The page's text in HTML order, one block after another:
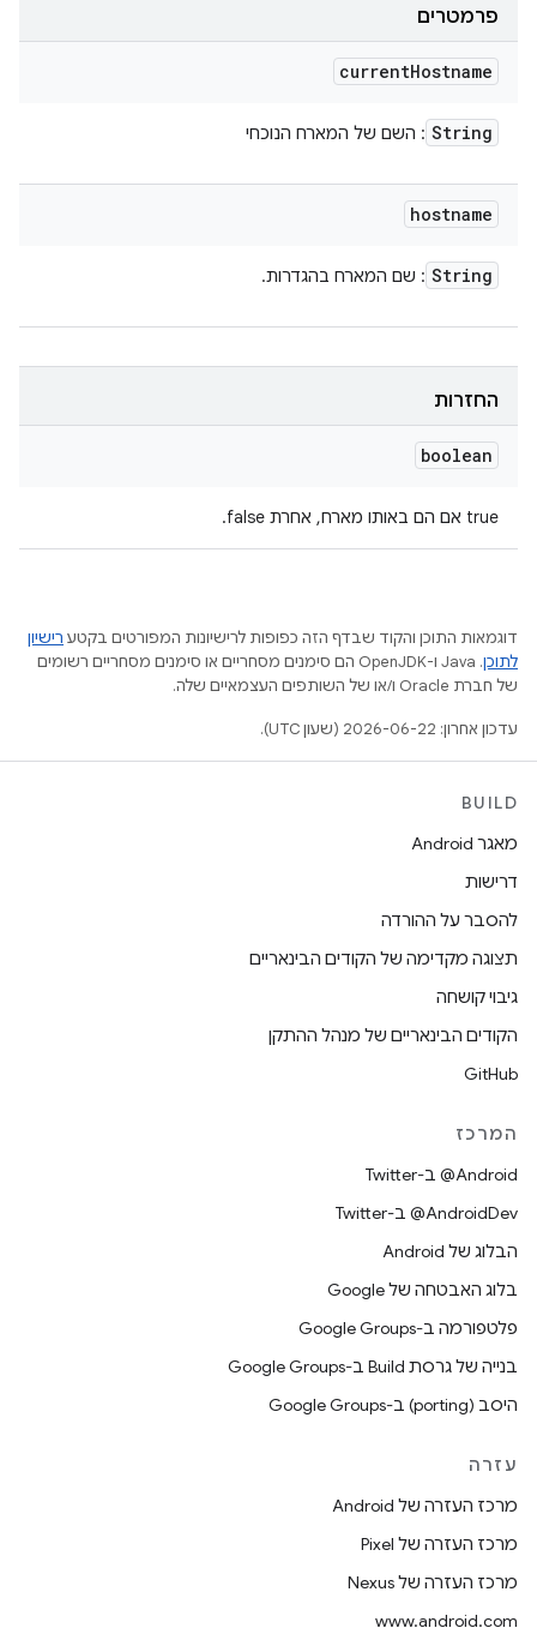
פרמטרים
currentHostname
String : השם של המארח הנוכחי
hostname
String : שם המארח בהגדרות.
החזרות
boolean
‫true אם הם באותו מארח, אחרת false.
דוגמאות התוכן והקוד שבדף הזה כפופות לרישיונות המפורטים בקטע רישיון
לתוכן
.‏ Java ו-OpenJDK הם סימנים מסחריים או סימנים מסחריים רשומים
של חברת Oracle ו/או של השותפים העצמאיים שלה.
עדכון אחרון: 2026-06-22 (שעון UTC).
BUILD
מאגר Android
דרישות
להסבר על ההורדה
תצוגה מקדימה של הקודים הבינאריים
גיבוי קושחה
הקודים הבינאריים של מנהל ההתקן
GitHub
המרכז
‎@Android ב-Twitter
‎@AndroidDev ב-Twitter
הבלוג של Android
בלוג האבטחה של Google
פלטפורמה ב-Google Groups
בנייה של גרסת Build ב-Google Groups
היסב (porting) ב-Google Groups
עזרה
מרכז העזרה של Android
מרכז העזרה של Pixel
מרכז העזרה של Nexus
www.android.com